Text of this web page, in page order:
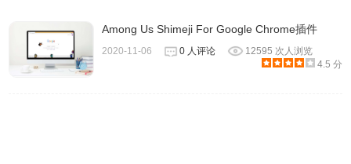
Among Us Shimeji For Google Chrome插件
2020-11-06 0 人评论
12595 次人浏览
4.5 分